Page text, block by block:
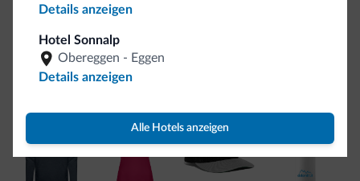
Details anzeigen
Hotel Sonnalp
Obereggen - Eggen
Details anzeigen
Alle Hotels anzeigen
Seien Sie originell, entdecken Sie die neue
Kollektion
So viele von Ihnen haben uns gefragt. Die neue Kollektion
von Dolomiti.it ist da!